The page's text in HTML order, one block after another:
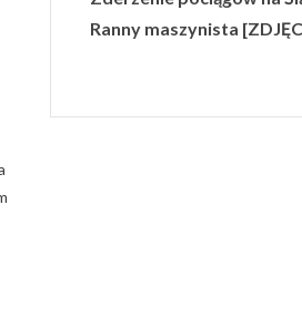
Ranny maszynista